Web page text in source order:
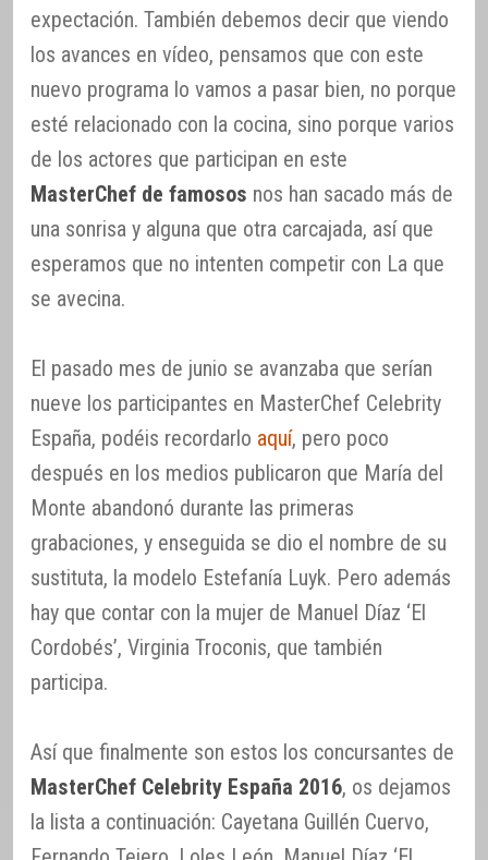
expectación. También debemos decir que viendo
los avances en vídeo, pensamos que con este
nuevo programa lo vamos a pasar bien, no porque
esté relacionado con la cocina, sino porque varios
de los actores que participan en este
MasterChef de famosos nos han sacado más de
una sonrisa y alguna que otra carcajada, así que
esperamos que no intenten competir con La que
se avecina.
El pasado mes de junio se avanzaba que serían
nueve los participantes en MasterChef Celebrity
España, podéis recordarlo aquí, pero poco
después en los medios publicaron que María del
Monte abandonó durante las primeras
grabaciones, y enseguida se dio el nombre de su
sustituta, la modelo Estefanía Luyk. Pero además
hay que contar con la mujer de Manuel Díaz ‘El
Cordobés’, Virginia Troconis, que también
participa.
Así que finalmente son estos los concursantes de
MasterChef Celebrity España 2016, os dejamos
la lista a continuación: Cayetana Guillén Cuervo,